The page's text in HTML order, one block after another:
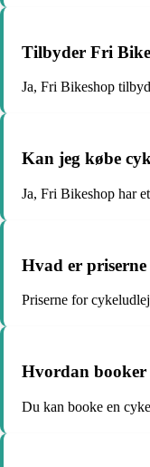
Tilbyder Fri
Ja, Fri Bikeshop
Kan jeg købe
Ja, Fri Bikeshop har
Hvad er
Priserne for
Hvordan booker
Du kan booke en